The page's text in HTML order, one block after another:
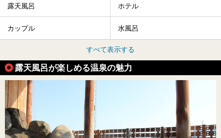
露天風呂 ホテル
カップル 水風呂
すべて表示する
露天風呂が楽しめる温泉の魅力